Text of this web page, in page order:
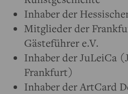
Inhaber der
Mitglieder der
Gästeführer e.V.
Inhaber der JuLeiCa
Frankfurt)
Inhaber der ArtCard